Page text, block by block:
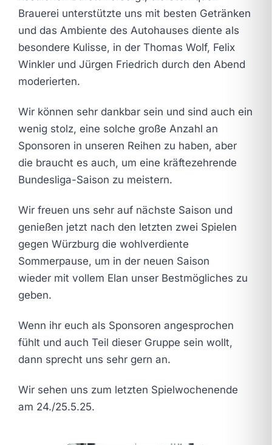
Brauerei unterstützte uns mit besten Getränken
und das Ambiente des Autohauses diente als
besondere Kulisse, in der Thomas Wolf, Felix
Winkler und Jürgen Friedrich durch den Abend
moderierten.
Wir können sehr dankbar sein und sind auch ein
wenig stolz, eine solche große Anzahl an
Sponsoren in unseren Reihen zu haben, aber
die braucht es auch, um eine kräftezehrende
Bundesliga-Saison zu meistern.
Wir freuen uns sehr auf nächste Saison und
genießen jetzt nach den letzten zwei Spielen
gegen Würzburg die wohlverdiente
Sommerpause, um in der neuen Saison
wieder mit vollem Elan unser Bestmögliches zu
geben.
Wenn ihr euch als Sponsoren angesprochen
fühlt und auch Teil dieser Gruppe sein wollt,
dann sprecht uns sehr gern an.
Wir sehen uns zum letzten Spielwochenende
am 24./25.5.25.